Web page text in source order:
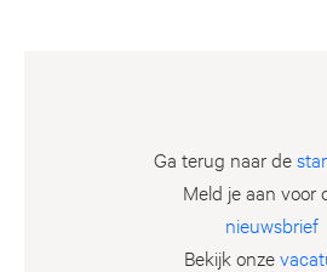
Ga terug naar de
Meld je aan voor
nieuwsbrief
Bekijk onze